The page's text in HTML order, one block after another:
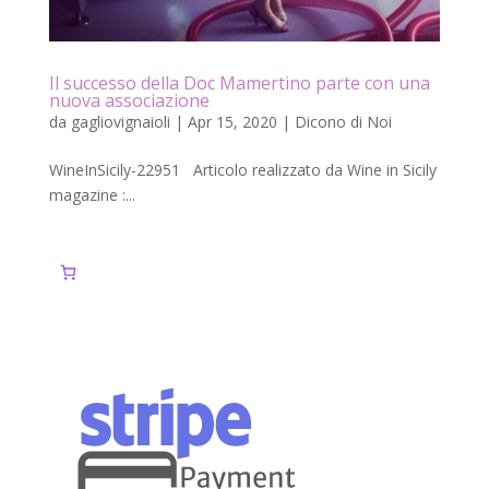
Il successo della Doc Mamertino parte con una
nuova associazione
da gagliovignaioli | Apr 15, 2020 | Dicono di Noi
WineInSicily-22951 Articolo realizzato da Wine in Sicily
magazine :...